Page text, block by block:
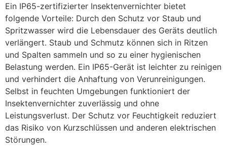
Ein IP65-zertifizierter Insektenvernichter bietet
folgende Vorteile: Durch den Schutz vor Staub und
Spritzwasser wird die Lebensdauer des Geräts deutlich
verlängert. Staub und Schmutz können sich in Ritzen
und Spalten sammeln und so zu einer hygienischen
Belastung werden. Ein IP65-Gerät ist leichter zu reinigen
und verhindert die Anhaftung von Verunreinigungen.
Selbst in feuchten Umgebungen funktioniert der
Insektenvernichter zuverlässig und ohne
Leistungsverlust. Der Schutz vor Feuchtigkeit reduziert
das Risiko von Kurzschlüssen und anderen elektrischen
Störungen.